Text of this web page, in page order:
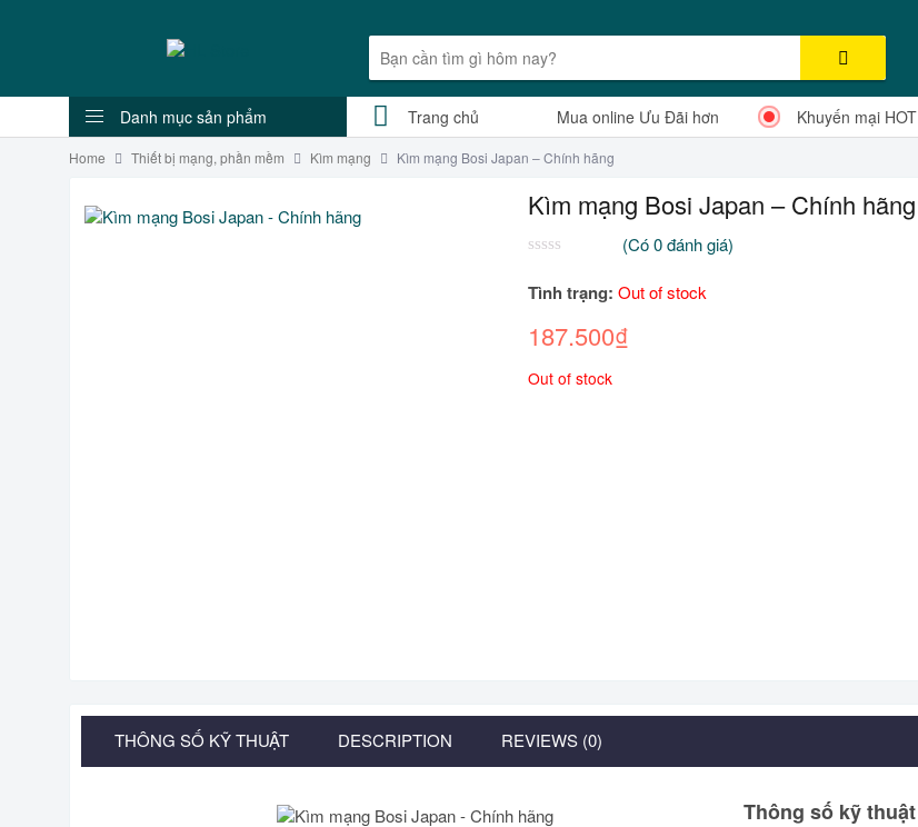
Danh mục sản phẩm Trang chủ Mua online Ưu Đãi hơn Khuyến mại HOT
Home Thiết bị mạng, phần mềm Kìm mạng Kìm mạng Bosi Japan – Chính hãng
Kìm mạng Bosi Japan – Chính hãng
trên
5
trên
đánh
(Có0đánh giá)
Tình trạng: Out of stock
187.500₫
Out of stock
THÔNG SỐ KỸ THUẬT DESCRIPTION REVIEWS (0)
Thông số kỹ thuật